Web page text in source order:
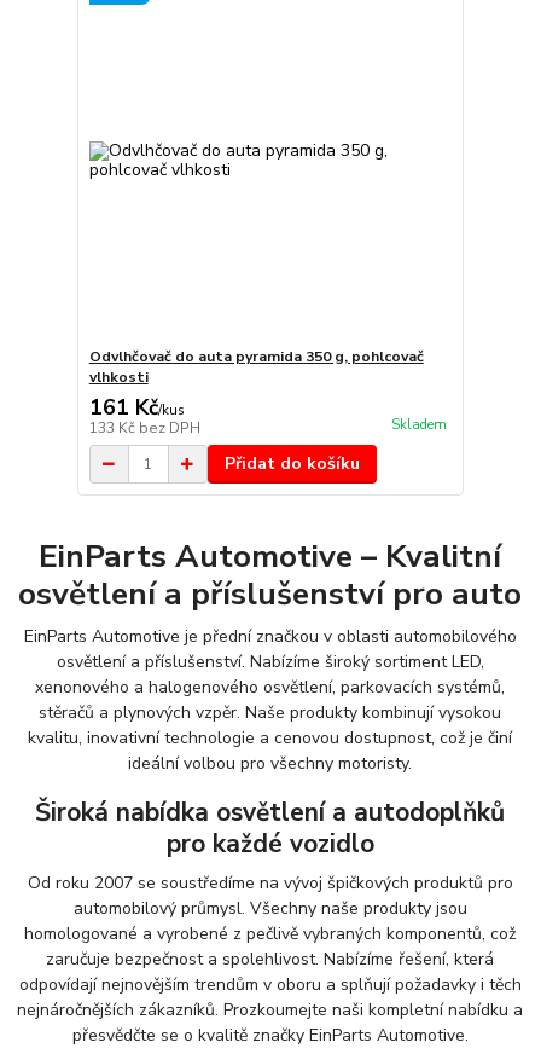
Odvlhčovač do auta pyramida 350 g, pohlcovač
vlhkosti
161 Kč/kus
133 Kč bez DPH Skladem
Přidat do košíku
EinParts Automotive – Kvalitní
osvětlení a příslušenství pro auto
EinParts Automotive je přední značkou v oblasti automobilového
osvětlení a příslušenství. Nabízíme široký sortiment LED,
xenonového a halogenového osvětlení, parkovacích systémů,
stěračů a plynových vzpěr. Naše produkty kombinují vysokou
kvalitu, inovativní technologie a cenovou dostupnost, což je činí
ideální volbou pro všechny motoristy.
Široká nabídka osvětlení a autodoplňků
pro každé vozidlo
Od roku 2007 se soustředíme na vývoj špičkových produktů pro
automobilový průmysl. Všechny naše produkty jsou
homologované a vyrobené z pečlivě vybraných komponentů, což
zaručuje bezpečnost a spolehlivost. Nabízíme řešení, která
odpovídají nejnovějším trendům v oboru a splňují požadavky i těch
nejnáročnějších zákazníků. Prozkoumejte naši kompletní nabídku a
přesvědčte se o kvalitě značky EinParts Automotive.